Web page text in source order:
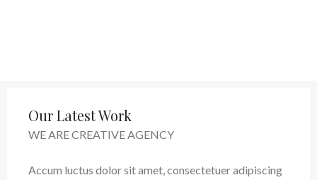
Our Latest Work
WE ARE CREATIVE AGENCY
Accum luctus dolor sit amet, consectetuer adipiscing